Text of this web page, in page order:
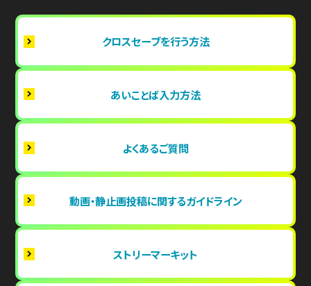
クロスセーブを行う方法
あいことば入力方法
よくあるご質問
動画・静止画投稿に関するガイドライン
ストリーマーキット